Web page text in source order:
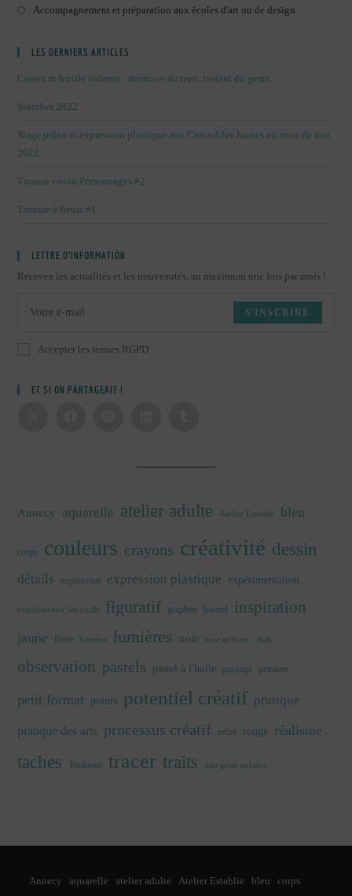
Accompagnement et préparation aux écoles d'art ou de design
LES DERNIERS ARTICLES
Carnet et feuille volante : mémoire du trait, instant du geste.
Inktober 2022
Stage jeûne et expression plastique aux Crocodiles Jaunes au mois de mai
2022.
Trousse coton Personnages #2
Trousse à fleurs #1
LETTRE D’INFORMATION
Recevez les actualités et les nouveautés, au maximum une fois par mois !
S'INSCRIRE
Accepter les termes RGPD
ET SI ON PARTAGEAIT !
Annecy aquarelle atelier adulte Atelier Establie bleu
corps couleurs crayons créativité dessin
détails expression expression plastique expérimentation
expérimenter les outils figuratif graphite hasard inspiration
jaune lisse lumière lumières noir noir et blanc nuit
observation pastels pastel à l'huile paysage peinture
petit format points potentiel créatif pratique
pratique des arts processus créatif reflet rouge réalisme
taches Toulouse tracer traits tuto pour enfants
Annecy aquarelle atelier adulte Atelier Establie bleu
corps